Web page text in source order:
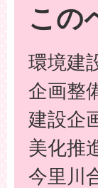
この
環境建
企画整
建設企
美化推
今里川